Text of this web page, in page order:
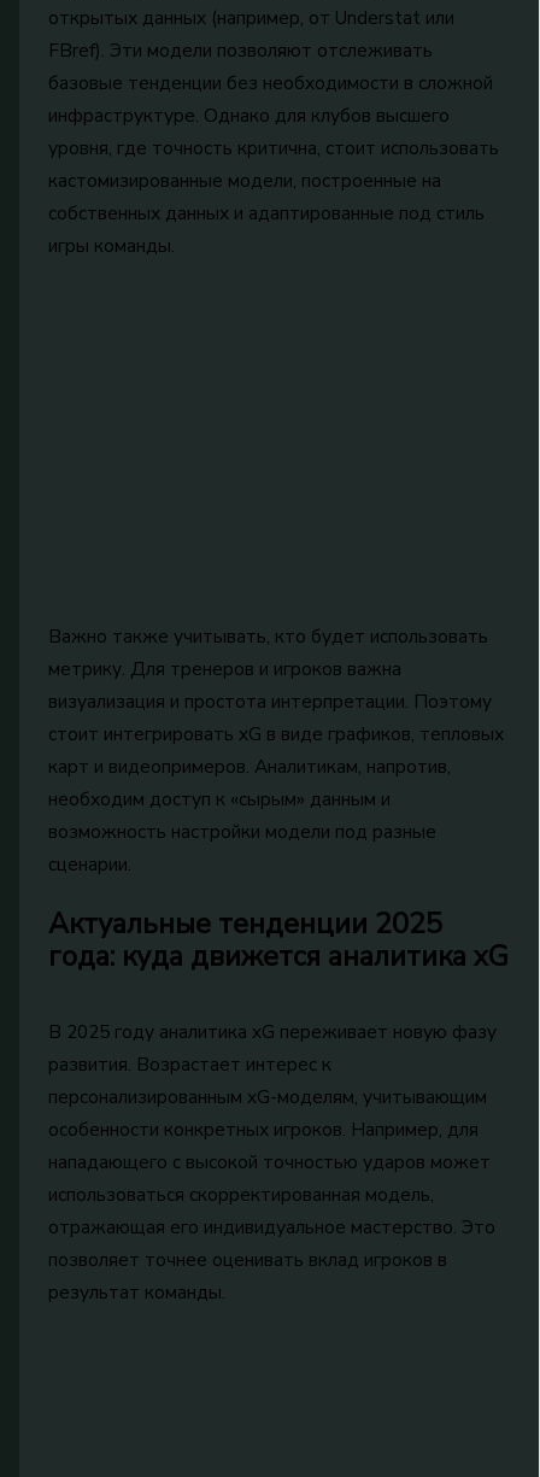
открытых данных (например, от Understat или
FBref). Эти модели позволяют отслеживать
базовые тенденции без необходимости в сложной
инфраструктуре. Однако для клубов высшего
уровня, где точность критична, стоит использовать
кастомизированные модели, построенные на
собственных данных и адаптированные под стиль
игры команды.
Важно также учитывать, кто будет использовать
метрику. Для тренеров и игроков важна
визуализация и простота интерпретации. Поэтому
стоит интегрировать xG в виде графиков, тепловых
карт и видеопримеров. Аналитикам, напротив,
необходим доступ к «сырым» данным и
возможность настройки модели под разные
сценарии.
Актуальные тенденции 2025
года: куда движется аналитика xG
В 2025 году аналитика xG переживает новую фазу
развития. Возрастает интерес к
персонализированным xG-моделям, учитывающим
особенности конкретных игроков. Например, для
нападающего с высокой точностью ударов может
использоваться скорректированная модель,
отражающая его индивидуальное мастерство. Это
позволяет точнее оценивать вклад игроков в
результат команды.